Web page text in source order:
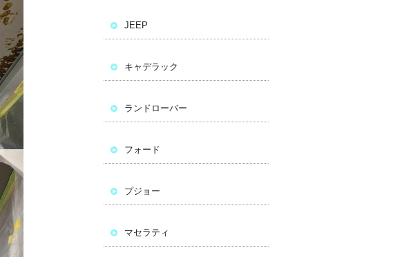
JEEP
キャデラック
ランドローバー
フォード
プジョー
マセラティ